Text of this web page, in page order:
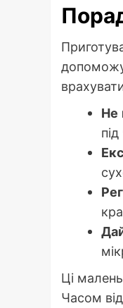
Не
Ці
Часом